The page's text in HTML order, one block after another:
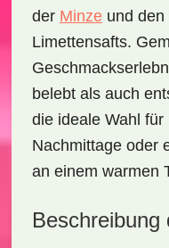
der Minzeund den
Limettensafts.
belebt als auch
die ideale Wahl
Nachmittage oder
an einem warmen
Beschreibung